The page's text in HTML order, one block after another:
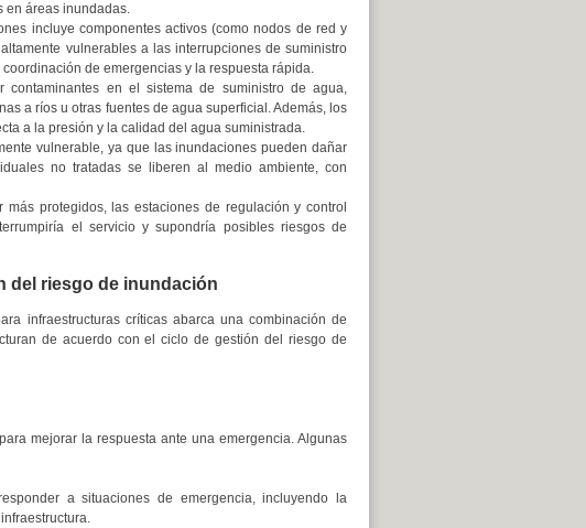
en áreas inundadas.
incluye componentes activos (como nodos de red y
vulnerables a las interrupciones de suministro
de emergencias y la respuesta rápida.
contaminantes en el sistema de suministro de agua,
a ríos u otras fuentes de agua superficial. Además, los
a la presión y la calidad del agua suministrada.
vulnerable, ya que las inundaciones pueden dañar
no tratadas se liberen al medio ambiente, con
protegidos, las estaciones de regulación y control
el servicio y supondría posibles riesgos de
del riesgo de inundación
infraestructuras críticas abarca una combinación de
de acuerdo con el ciclo de gestión del riesgo de
mejorar la respuesta ante una emergencia. Algunas
a situaciones de emergencia, incluyendo la